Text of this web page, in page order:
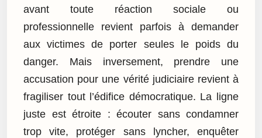
avant toute réaction sociale ou
professionnelle revient parfois à demander
aux victimes de porter seules le poids du
danger. Mais inversement, prendre une
accusation pour une vérité judiciaire revient à
fragiliser tout l’édifice démocratique. La ligne
juste est étroite : écouter sans condamner
trop vite, protéger sans lyncher, enquêter